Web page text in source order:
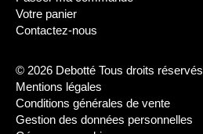
Votre panier
Contactez-nous
© 2026 Debotté Tous droits réservés
Mentions légales
Conditions générales de vente
Gestion des données personnelles